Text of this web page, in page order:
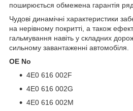
поширюється обмежена гарантія
Чудові динамічні характеристики
на нерівному покритті, а також
гальмування навіть у складних
сильному завантаженні автомобіля.
OE No
4E0 616 002F
4E0 616 002G
4E0 616 002M